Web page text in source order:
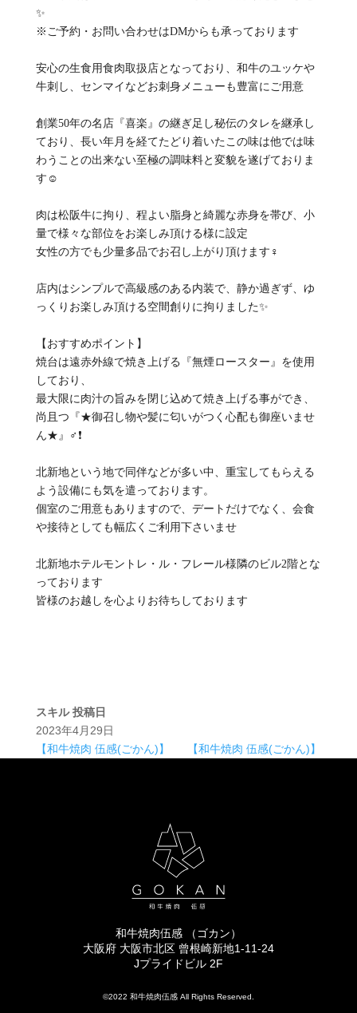
✨
※ご予約・お問い合わせはDMからも承っております
安心の生食用食肉取扱店となっており、和牛のユッケや
牛刺し、センマイなどお刺身メニューも豊富にご用意
創業50年の名店『喜楽』の継ぎ足し秘伝のタレを継承し
ており、長い年月を経てたどり着いたこの味は他では味
わうことの出来ない至極の調味料と変貌を遂げておりま
す☺️
肉は松阪牛に拘り、程よい脂身と綺麗な赤身を帯び、小
量で様々な部位をお楽しみ頂ける様に設定
女性の方でも少量多品でお召し上がり頂けます‍♀️
店内はシンプルで高級感のある内装で、静か過ぎず、ゆ
っくりお楽しみ頂ける空間創りに拘りました✨
【おすすめポイント】
焼台は遠赤外線で焼き上げる『無煙ロースター』を使用
しており、
最大限に肉汁の旨みを閉じ込めて焼き上げる事ができ、
尚且つ『★御召し物や髪に匂いがつく心配も御座いませ
ん★』‍♂️❗
北新地という地で同伴などが多い中、重宝してもらえる
よう設備にも気を遣っております。
個室のご用意もありますので、デートだけでなく、会食
や接待としても幅広くご利用下さいませ
北新地ホテルモントレ・ル・フレール様隣のビル2階とな
っております
皆様のお越しを心よりお待ちしております
スキル 投稿日
2023年4月29日
【和牛焼肉 伍感(ごかん)】
【和牛焼肉 伍感(ごかん)】
和牛焼肉伍感 （ゴカン）
大阪府 大阪市北区 曾根崎新地1-11-24
Jプライドビル 2F
©2022 和牛焼肉伍感 All Rights Reserved.